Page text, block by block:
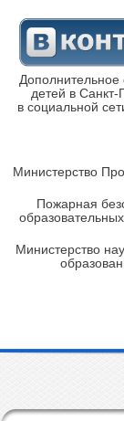
Дополнительное
детей в Санкт-
в социальной
Министерство
Пожарная
Министерство